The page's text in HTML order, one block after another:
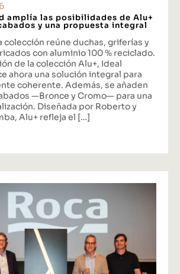
amplía las posibilidades de Alu+
y una propuesta integral
colección reúne duchas, griferías y
con aluminio 100 % reciclado.
de la colección Alu+, Ideal
ahora una solución integral para
coherente. Además, se añaden
—Bronce y Cromo— para una
Diseñada por Roberto y
Alu+ refleja el […]